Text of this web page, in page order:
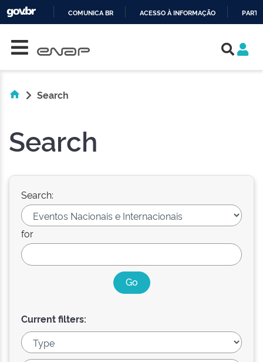
COMUNICA BR ACESSO À INFORMAÇÃO
Search
Search
Search:
for
Current filters: